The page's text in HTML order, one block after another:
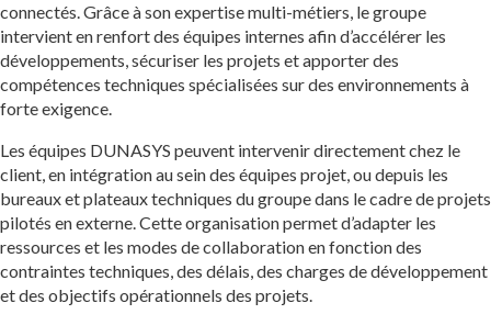
connectés. Grâce à son expertise multi-métiers, le groupe
intervient en renfort des équipes internes afin d’accélérer les
développements, sécuriser les projets et apporter des
compétences techniques spécialisées sur des environnements à
forte exigence.
Les équipes DUNASYS peuvent intervenir directement chez le
client, en intégration au sein des équipes projet, ou depuis les
bureaux et plateaux techniques du groupe dans le cadre de projets
pilotés en externe. Cette organisation permet d’adapter les
ressources et les modes de collaboration en fonction des
contraintes techniques, des délais, des charges de développement
et des objectifs opérationnels des projets.